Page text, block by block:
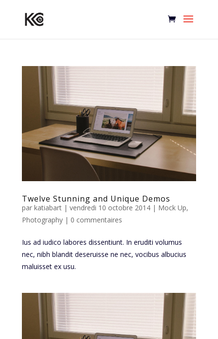
Twelve Stunning and Unique Demos
par katiabart| vendredi 10 octobre 2014| Mock Up,
Photography| 0 commentaires
Ius ad iudico labores dissentiunt. In eruditi volumus
nec, nibh blandit deseruisse ne nec, vocibus albucius
maluisset ex usu.